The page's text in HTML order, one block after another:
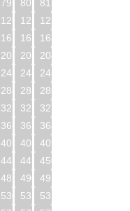
79 80
81
120 121
122
161 162
163
202 203
204
243 244
245
284 285
286
325 326
327
366 367
368
407 408
409
448 449
450
489 490
491
530 531
532